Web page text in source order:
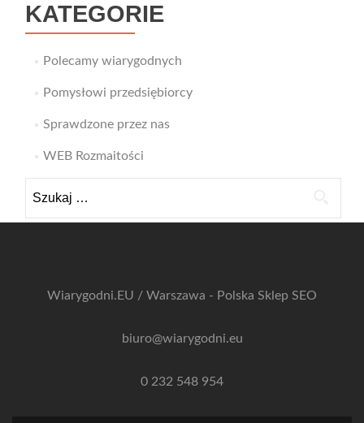
KATEGORIE
Polecamy wiarygodnych
Pomysłowi przedsiębiorcy
Sprawdzone przez nas
WEB Rozmaitości
Wiarygodni.EU / Warszawa - Polska Sklep SEO
biuro@wiarygodni.eu
0 232 548 954